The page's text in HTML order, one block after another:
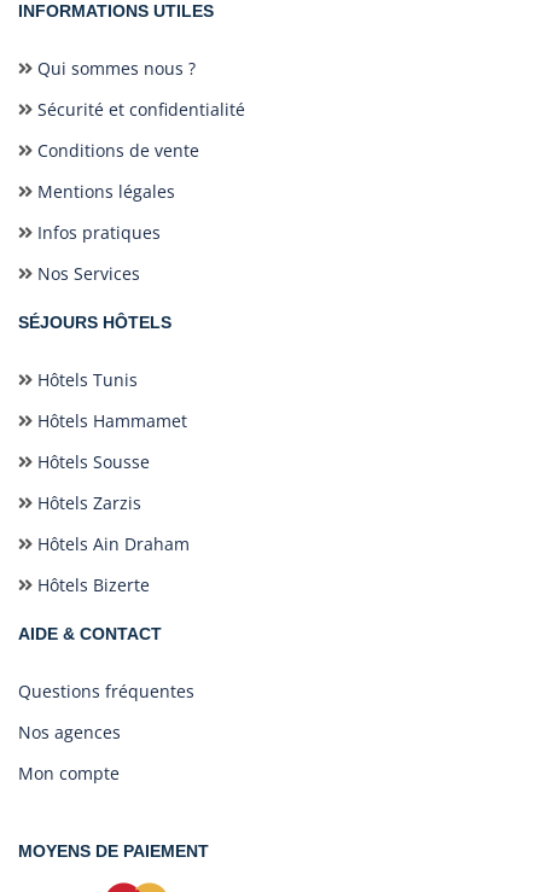
INFORMATIONS UTILES
Qui sommes nous ?
Sécurité et confidentialité
Conditions de vente
Mentions légales
Infos pratiques
Nos Services
SÉJOURS HÔTELS
Hôtels Tunis
Hôtels Hammamet
Hôtels Sousse
Hôtels Zarzis
Hôtels Ain Draham
Hôtels Bizerte
AIDE & CONTACT
Questions fréquentes
Nos agences
Mon compte
MOYENS DE PAIEMENT